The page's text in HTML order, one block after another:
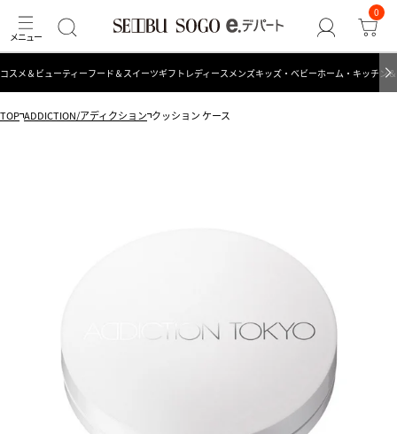
0
コスメ＆ビューティーフード＆スイーツギフト レディース メンズキッズ・ベビーホーム・キッチン
TOP ADDICTION/アディクション クッション ケース